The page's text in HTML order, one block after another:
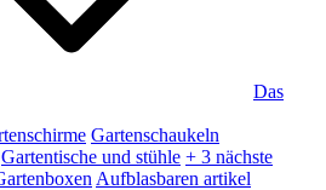
Das
Gartenschaukeln
Gartentische und stühle + 3 nächste
Aufblasbaren artikel